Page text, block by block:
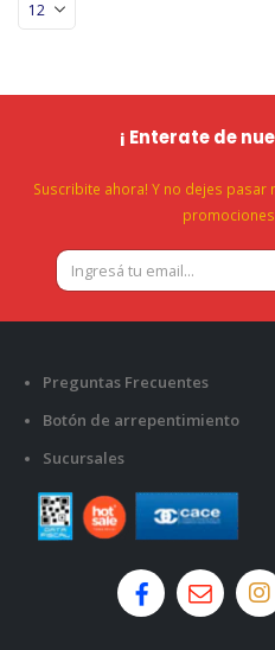
¡ Enterate de
Suscribite ahora! Y no dejes pasar
Preguntas Frecuentes
Botón de arrepentimiento
Sucursales